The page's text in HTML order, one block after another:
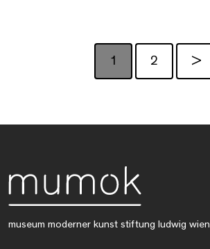
1 2 >
museum moderner kunst stiftung ludwig wien